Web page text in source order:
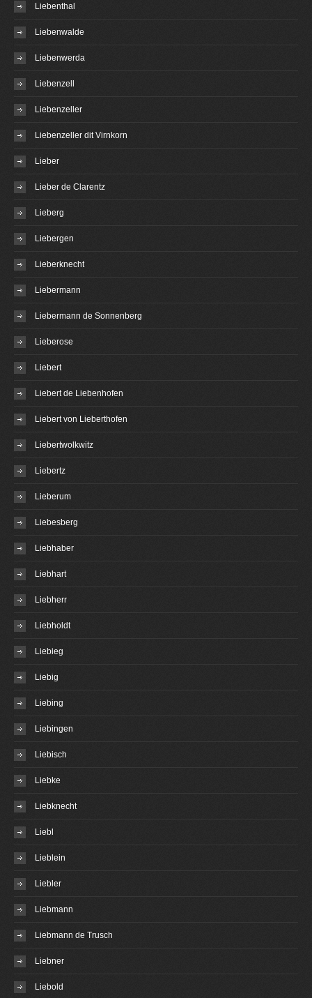
Liebenthal
Liebenwalde
Liebenwerda
Liebenzell
Liebenzeller
Liebenzeller dit Virnkorn
Lieber
Lieber de Clarentz
Lieberg
Liebergen
Lieberknecht
Liebermann
Liebermann de Sonnenberg
Lieberose
Liebert
Liebert de Liebenhofen
Liebert von Lieberthofen
Liebertwolkwitz
Liebertz
Lieberum
Liebesberg
Liebhaber
Liebhart
Liebherr
Liebholdt
Liebieg
Liebig
Liebing
Liebingen
Liebisch
Liebke
Liebknecht
Liebl
Lieblein
Liebler
Liebmann
Liebmann de Trusch
Liebner
Liebold